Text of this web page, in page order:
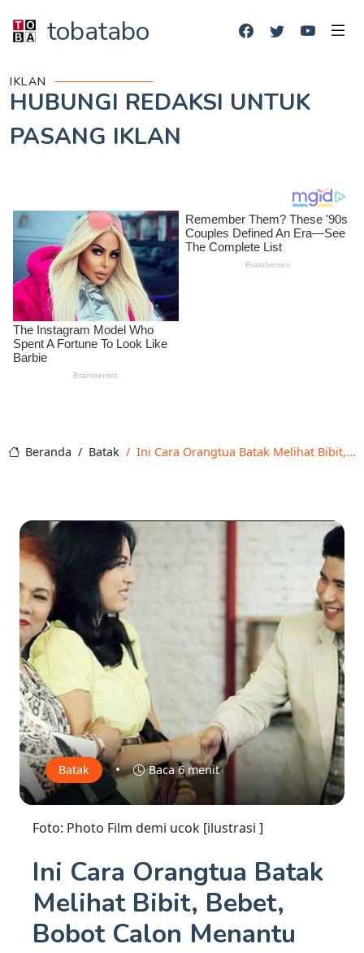
tobatabo
IKLAN
HUBUNGI REDAKSI UNTUK
PASANG IKLAN
Beranda Batak Ini Cara Orangtua Batak Melihat Bibit,...
Batak • Baca 6 menit
Foto: Photo Film demi ucok [ilustrasi ]
Ini Cara Orangtua Batak
Melihat Bibit, Bebet,
Bobot Calon Menantu